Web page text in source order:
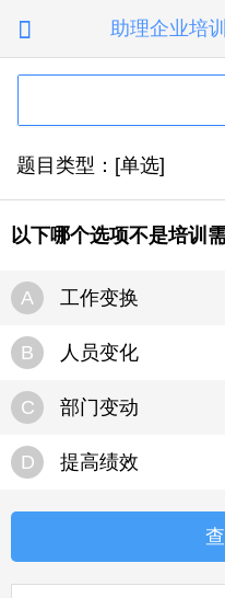
 助理企业培
题目类型：[单选]
以下哪个选项不是培训
A 工作变换
B 人员变化
C 部门变动
D 提高绩效